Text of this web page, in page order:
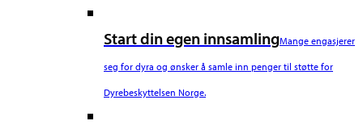
Start din egen innsamlingMange engasjerer
seg for dyra og ønsker å samle inn penger til støtte for
Dyrebeskyttelsen Norge.